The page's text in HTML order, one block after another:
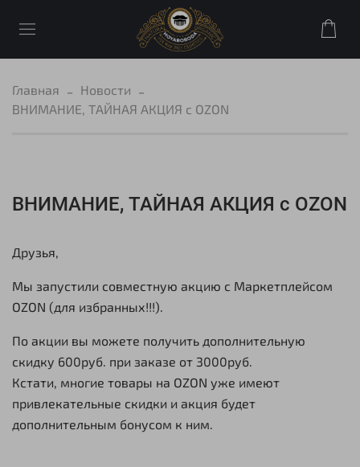
Главная
Новости
ВНИМАНИЕ, ТАЙНАЯ АКЦИЯ с OZON
ВНИМАНИЕ, ТАЙНАЯ АКЦИЯ с OZON
Друзья,
Мы запустили совместную акцию с Маркетплейсом
OZON (для избранных!!!).
По акции вы можете получить дополнительную
скидку 600руб. при заказе от 3000руб.
Кстати, многие товары на OZON уже имеют
привлекательные скидки и акция будет
дополнительным бонусом к ним.